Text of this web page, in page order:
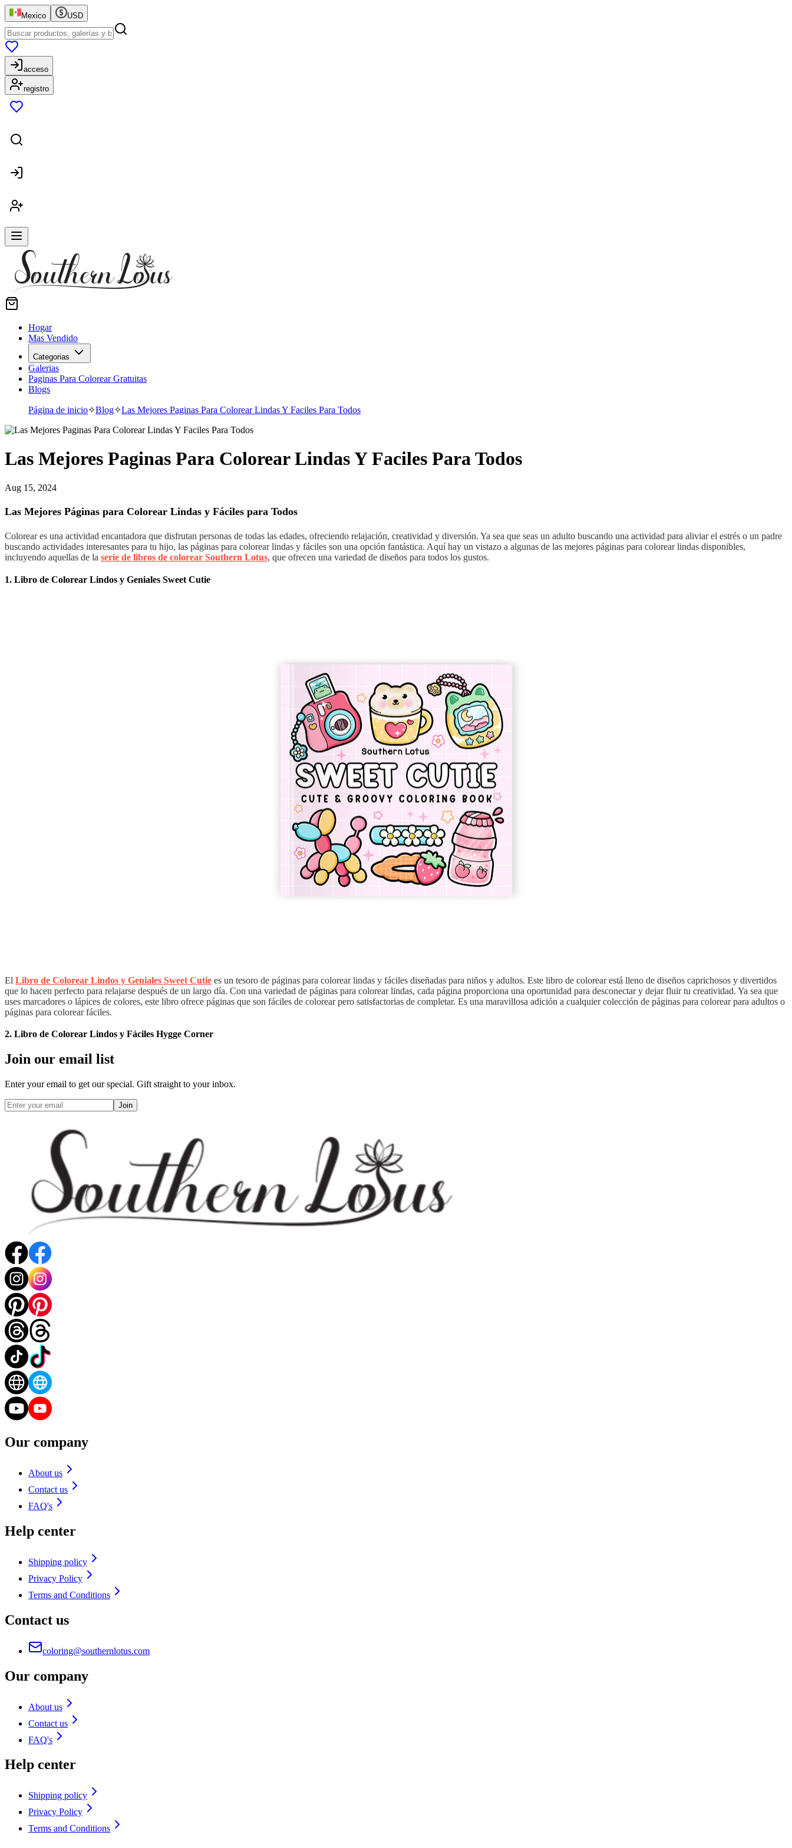
Mexico USD
acceso
registro
Hogar
Mas Vendido
Categorias
Galerias
Paginas Para Colorear Gratuitas
Blogs
Página de inicio✧Blog✧Las Mejores Paginas Para Colorear Lindas Y Faciles Para Todos
Las Mejores Paginas Para Colorear Lindas Y Faciles Para Todos
Aug 15, 2024
Las Mejores Páginas para Colorear Lindas y Fáciles para Todos
Colorear es una actividad encantadora que disfrutan personas de todas las edades, ofreciendo relajación, creatividad y diversión. Ya sea que seas un adulto buscando una actividad para aliviar el estrés o un padre
buscando actividades interesantes para tu hijo, las páginas para colorear lindas y fáciles son una opción fantástica. Aquí hay un vistazo a algunas de las mejores páginas para colorear lindas disponibles,
incluyendo aquellas de la serie de libros de colorear Southern Lotus, que ofrecen una variedad de diseños para todos los gustos.
1. Libro de Colorear Lindos y Geniales Sweet Cutie
El Libro de Colorear Lindos y Geniales Sweet Cutie es un tesoro de páginas para colorear lindas y fáciles diseñadas para niños y adultos. Este libro de colorear está lleno de diseños caprichosos y divertidos
que lo hacen perfecto para relajarse después de un largo día. Con una variedad de páginas para colorear lindas, cada página proporciona una oportunidad para desconectar y dejar fluir tu creatividad. Ya sea que
uses marcadores o lápices de colores, este libro ofrece páginas que son fáciles de colorear pero satisfactorias de completar. Es una maravillosa adición a cualquier colección de páginas para colorear para adultos o
páginas para colorear fáciles.
2. Libro de Colorear Lindos y Fáciles Hygge Corner
Join our email list
Enter your email to get our special. Gift straight to your inbox.
Join
Our company
About us
Contact us
FAQ's
Help center
Shipping policy
Privacy Policy
Terms and Conditions
Contact us
coloring@southernlotus.com
Our company
About us
Contact us
FAQ's
Help center
Shipping policy
Privacy Policy
Terms and Conditions